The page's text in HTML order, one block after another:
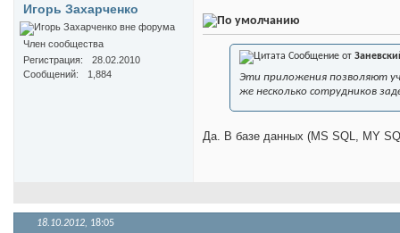
Игорь Захарченко
Член сообщества
Регистрация
28.02.2010
Сообщений
1,884
Сообщение от
Эти приложения позволяют
же несколько сотрудников
Да. В базе данных (MS SQL, MY
18.10.2012, 18:05